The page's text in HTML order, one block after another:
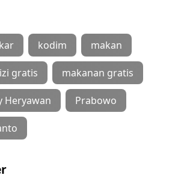
kodim makan
gratis makanan gratis
Heryawan Prabowo